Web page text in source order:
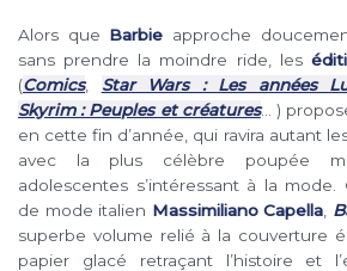
Alors que Barbie approche
sans prendre la moindre ride, les
(Comics, Star Wars : Les années
Skyrim : Peuples et créatures… )
en cette fin d’année, qui ravira autant
avec la plus célèbre poupée
adolescentes s’intéressant à la mode.
de mode italien Massimiliano Capella
superbe volume relié à la couverture
papier glacé retraçant l’histoire et